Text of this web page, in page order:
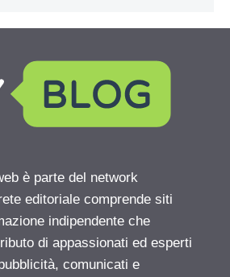
è parte del network
editoriale comprende siti
indipendente che
di appassionati ed esperti
comunicati e